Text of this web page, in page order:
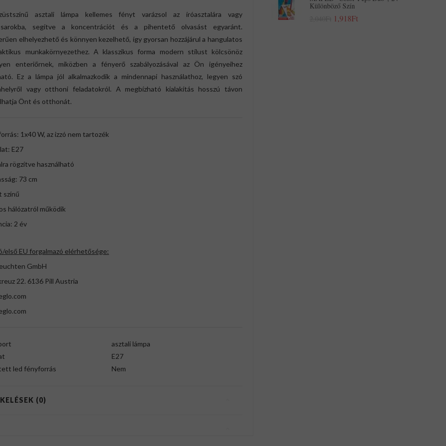
asztali lámpa kellemes fényt varázsol az íróasztalára vagy
segítve a koncentrációt és a pihentető olvasást egyaránt.
elhelyezhető és könnyen kezelhető, így gyorsan hozzájárul a hangulatos
munkakörnyezethez. A klasszikus forma modern stílust kölcsönöz
enteriőrnek, miközben a fényerő szabályozásával az Ön igényeihez
Ez a lámpa jól alkalmazkodik a mindennapi használathoz, legyen szó
vagy otthoni feladatokról. A megbízható kialakítás hosszú távon
Önt és otthonát.
1x40 W, az izzó nem tartozék
E27
rögzítve használható
73 cm
színű
hálózatról működik
2 év
első EU forgalmazó elérhetősége:
GmbH
22. 6136 Pill Austria
asztali lámpa
E27
led fényforrás
Nem
(0)
Különböző Szín
1,918Ft